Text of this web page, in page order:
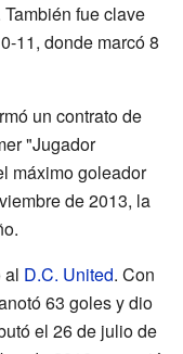
fue clave
11, donde marcó 8
un contrato de
"Jugador
máximo goleador
de 2013, la
al D.C. United. Con
63 goles y dio
el 26 de julio de